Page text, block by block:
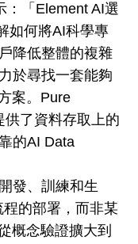
：「Element AI選
如何將AI科學專
降低整體的複雜
於尋找一套能夠
案。Pure
供了資料存取上的
的AI Data
發、訓練和生
的部署，而非某
概念驗證擴大到